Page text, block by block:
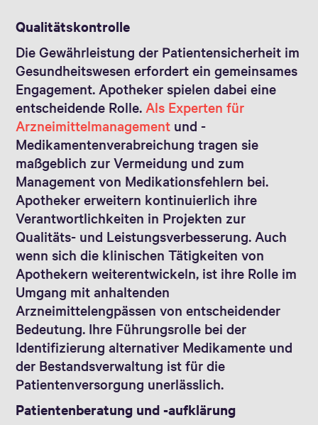
Qualitätskontrolle
Die Gewährleistung der Patientensicherheit im
Gesundheitswesen erfordert ein gemeinsames
Engagement. Apotheker spielen dabei eine
entscheidende Rolle.Als Experten für
Arzneimittelmanagement und -
Medikamentenverabreichung tragen sie
maßgeblich zur Vermeidung und zum
Management von Medikationsfehlern bei.
Apotheker erweitern kontinuierlich ihre
Verantwortlichkeiten in Projekten zur
Qualitäts- und Leistungsverbesserung. Auch
wenn sich die klinischen Tätigkeiten von
Apothekern weiterentwickeln, ist ihre Rolle im
Umgang mit anhaltenden
Arzneimittelengpässen von entscheidender
Bedeutung. Ihre Führungsrolle bei der
Identifizierung alternativer Medikamente und
der Bestandsverwaltung ist für die
Patientenversorgung unerlässlich.
Patientenberatung und -aufklärung